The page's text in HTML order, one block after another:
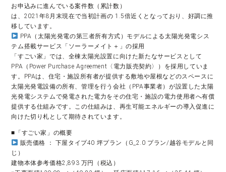
お申込みに進んでいる案件数（累計数）
は、2021年8月末現在で当初計画の 1.5倍近くとなっており、好調に推
移しています。
PPA（太陽光発電の第三者所有方式）モデルによる太陽光発電シス
テム搭載サービス「ソーラーメイト＋」の採用
「すごい家」では、全棟太陽光設置に向けた新たなサービスとして
PPA（Power Purchase Agreement〈電力販売契約〉）を採用していま
す。PPAは、住宅・施設所有者が提供する敷地や屋根などのスペースに
太陽光発電設備の所有、管理を行う会社（PPA事業者）が設置した太陽
光発電システムで発電された電力をその住宅・施設の電力使用者へ有償
提供する仕組みです。この仕組みは、再生可能エネルギーの導入促進に
向けた切り札として期待されています。
■「すごい家」の概要
販売価格 ： 下屋タイプ40 坪プラン（G_2.0 プラン/越谷モデルと同
じ）
建物本体参考価格2,893 万円（税込）